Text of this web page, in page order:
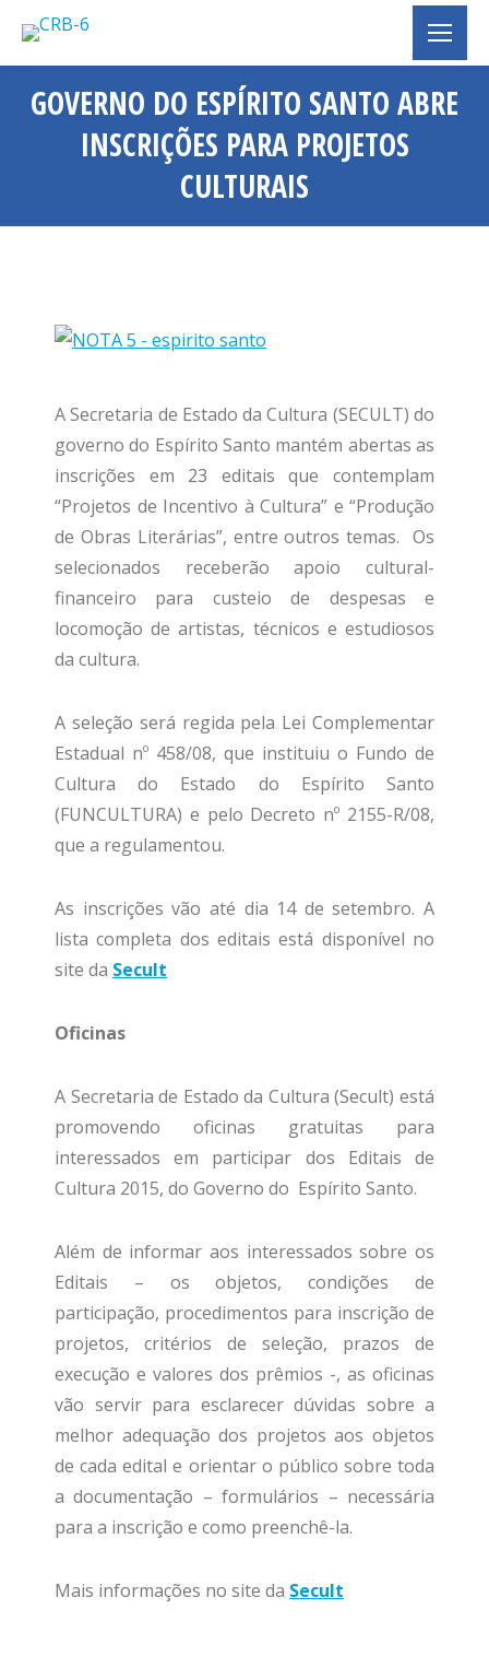
GOVERNO DO ESPÍRITO SANTO ABRE
INSCRIÇÕES PARA PROJETOS
CULTURAIS
Você está aqui:
A Secretaria de Estado da Cultura (SECULT) do
governo do Espírito Santo mantém abertas as
inscrições em 23 editais que contemplam
“Projetos de Incentivo à Cultura” e “Produção
de Obras Literárias”, entre outros temas. Os
selecionados receberão apoio cultural-
financeiro para custeio de despesas e
locomoção de artistas, técnicos e estudiosos
da cultura.
A seleção será regida pela Lei Complementar
Estadual nº 458/08, que instituiu o Fundo de
Cultura do Estado do Espírito Santo
(FUNCULTURA) e pelo Decreto nº 2155-R/08,
que a regulamentou.
As inscrições vão até dia 14 de setembro. A
lista completa dos editais está disponível no
site da Secult
Oficinas
A Secretaria de Estado da Cultura (Secult) está
promovendo oficinas gratuitas para
interessados em participar dos Editais de
Cultura 2015, do Governo do Espírito Santo.
Além de informar aos interessados sobre os
Editais – os objetos, condições de
participação, procedimentos para inscrição de
projetos, critérios de seleção, prazos de
execução e valores dos prêmios -, as oficinas
vão servir para esclarecer dúvidas sobre a
melhor adequação dos projetos aos objetos
de cada edital e orientar o público sobre toda
a documentação – formulários – necessária
para a inscrição e como preenchê-la.
Mais informações no site da Secult